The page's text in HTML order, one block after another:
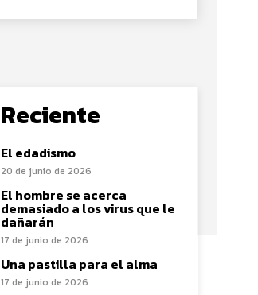
Reciente
El edadismo
20 de junio de 2026
El hombre se acerca
demasiado a los virus que le
dañarán
17 de junio de 2026
Una pastilla para el alma
17 de junio de 2026